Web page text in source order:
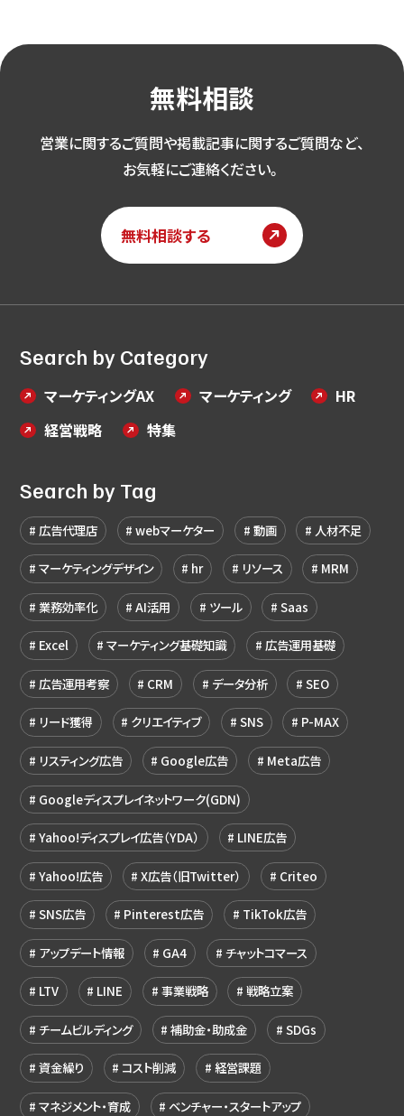
無料相談
営業に関するご質問や掲載記事に関するご質問など、
お気軽にご連絡ください。
無料相談する
Search by Category
マーケティングAX マーケティング
HR
経営戦略
特集
Search by Tag
広告代理店 webマーケター 動画 人材不足
マーケティングデザイン hr リソース MRM
業務効率化 AI活用 ツール Saas
Excel マーケティング基礎知識 広告運用基礎
広告運用考察 CRM データ分析 SEO
リード獲得 クリエイティブ SNS P-MAX
リスティング広告 Google広告 Meta広告
Googleディスプレイネットワーク(GDN)
Yahoo!ディスプレイ広告（YDA） LINE広告
Yahoo!広告 X広告（旧Twitter） Criteo
SNS広告 Pinterest広告 TikTok広告
アップデート情報 GA4 チャットコマース
LTV LINE 事業戦略 戦略立案
チームビルディング 補助金・助成金 SDGs
資金繰り コスト削減 経営課題
マネジメント・育成 ベンチャー・スタートアップ